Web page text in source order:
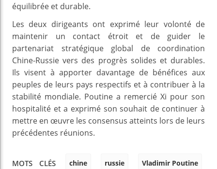
équilibrée et durable.
Les deux dirigeants ont exprimé leur volonté de
maintenir un contact étroit et de guider le
partenariat stratégique global de coordination
Chine-Russie vers des progrès solides et durables.
Ils visent à apporter davantage de bénéfices aux
peuples de leurs pays respectifs et à contribuer à la
stabilité mondiale. Poutine a remercié Xi pour son
hospitalité et a exprimé son souhait de continuer à
mettre en œuvre les consensus atteints lors de leurs
précédentes réunions.
MOTS CLÉS chine russie Vladimir Poutine